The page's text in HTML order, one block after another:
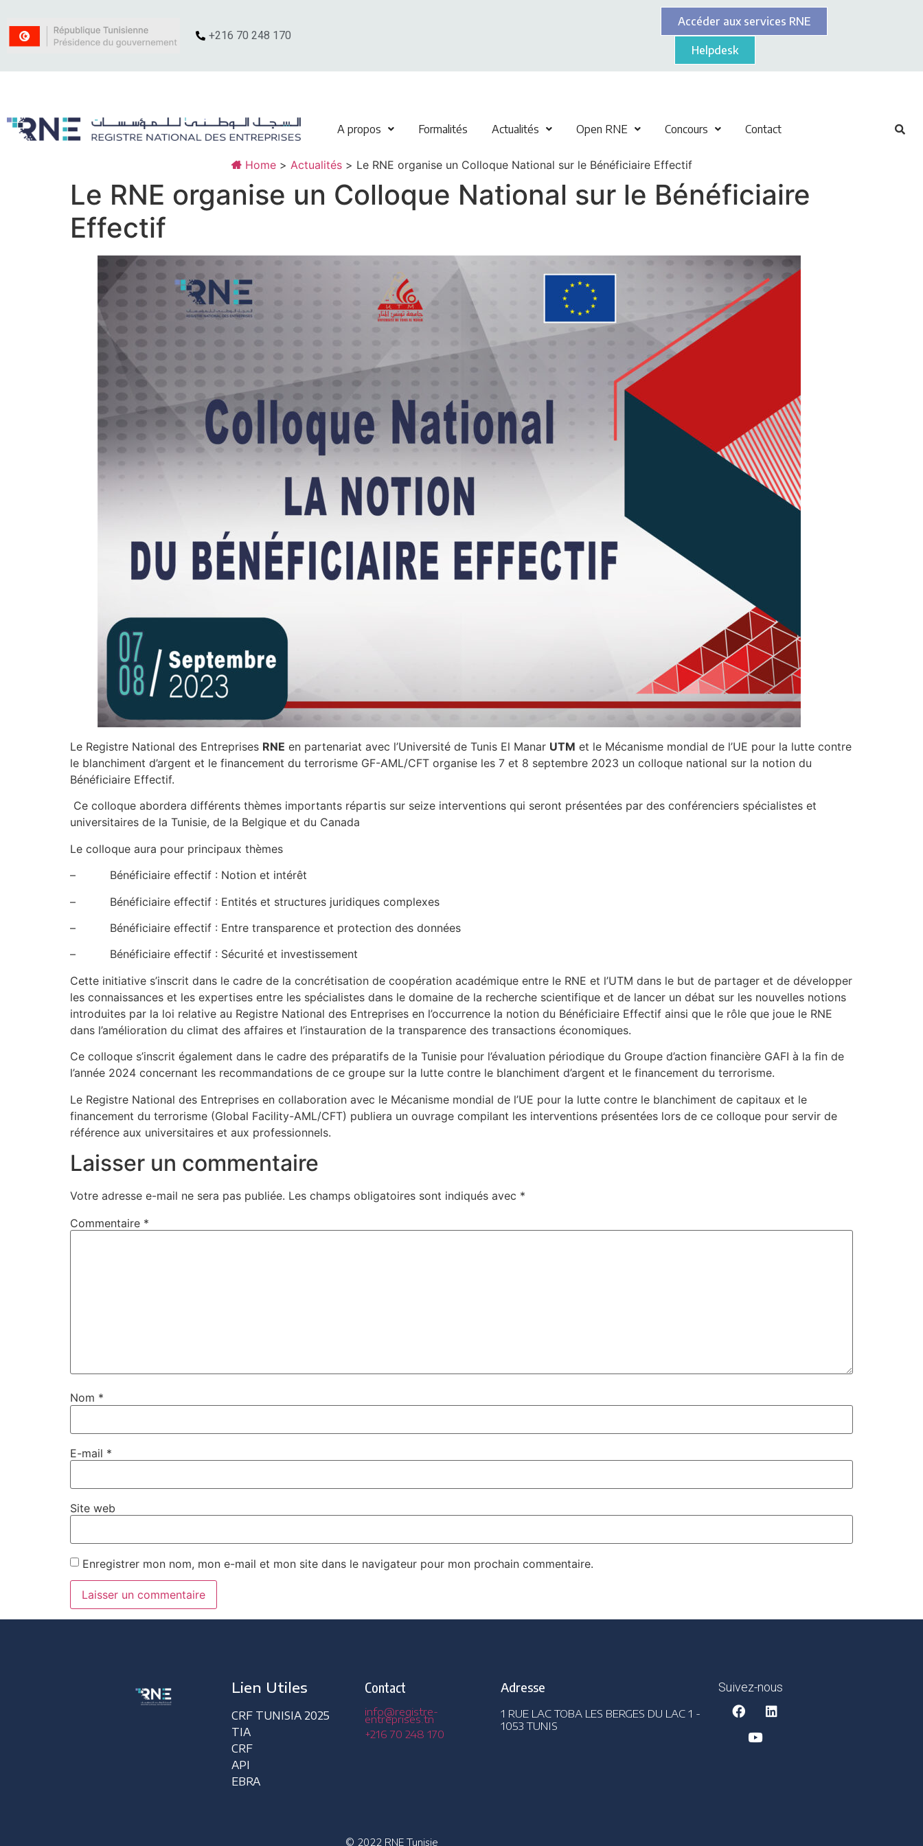
+216 70 248 170
Accéder aux services RNE
Helpdesk
A propos Formalités Actualités Open RNE Concours Contact
Home > Actualités > Le RNE organise un Colloque National sur le Bénéficiaire Effectif
Le RNE organise un Colloque National sur le Bénéficiaire
Effectif
Le Registre National des Entreprises RNE en partenariat avec l’Université de Tunis El Manar UTM et le Mécanisme mondial de l’UE pour la lutte contre
le blanchiment d’argent et le financement du terrorisme GF-AML/CFT organise les 7 et 8 septembre 2023 un colloque national sur la notion du
Bénéficiaire Effectif.
Ce colloque abordera différents thèmes importants répartis sur seize interventions qui seront présentées par des conférenciers spécialistes et
universitaires de la Tunisie, de la Belgique et du Canada
Le colloque aura pour principaux thèmes
– Bénéficiaire effectif : Notion et intérêt
– Bénéficiaire effectif : Entités et structures juridiques complexes
– Bénéficiaire effectif : Entre transparence et protection des données
– Bénéficiaire effectif : Sécurité et investissement
Cette initiative s’inscrit dans le cadre de la concrétisation de coopération académique entre le RNE et l’UTM dans le but de partager et de développer
les connaissances et les expertises entre les spécialistes dans le domaine de la recherche scientifique et de lancer un débat sur les nouvelles notions
introduites par la loi relative au Registre National des Entreprises en l’occurrence la notion du Bénéficiaire Effectif ainsi que le rôle que joue le RNE
dans l’amélioration du climat des affaires et l’instauration de la transparence des transactions économiques.
Ce colloque s’inscrit également dans le cadre des préparatifs de la Tunisie pour l’évaluation périodique du Groupe d’action financière GAFI à la fin de
l’année 2024 concernant les recommandations de ce groupe sur la lutte contre le blanchiment d’argent et le financement du terrorisme.
Le Registre National des Entreprises en collaboration avec le Mécanisme mondial de l’UE pour la lutte contre le blanchiment de capitaux et le
financement du terrorisme (Global Facility-AML/CFT) publiera un ouvrage compilant les interventions présentées lors de ce colloque pour servir de
référence aux universitaires et aux professionnels.
Laisser un commentaire
Votre adresse e-mail ne sera pas publiée. Les champs obligatoires sont indiqués avec *
Commentaire *
Nom *
E-mail *
Site web
Enregistrer mon nom, mon e-mail et mon site dans le navigateur pour mon prochain commentaire.
Lien Utiles
CRF TUNISIA 2025
TIA
CRF
API
EBRA
Contact
info@registre-
entreprises.tn
+216 70 248 170
Adresse
1 RUE LAC TOBA LES BERGES DU LAC 1 -
1053 TUNIS
Suivez-nous
© 2022 RNE Tunisie